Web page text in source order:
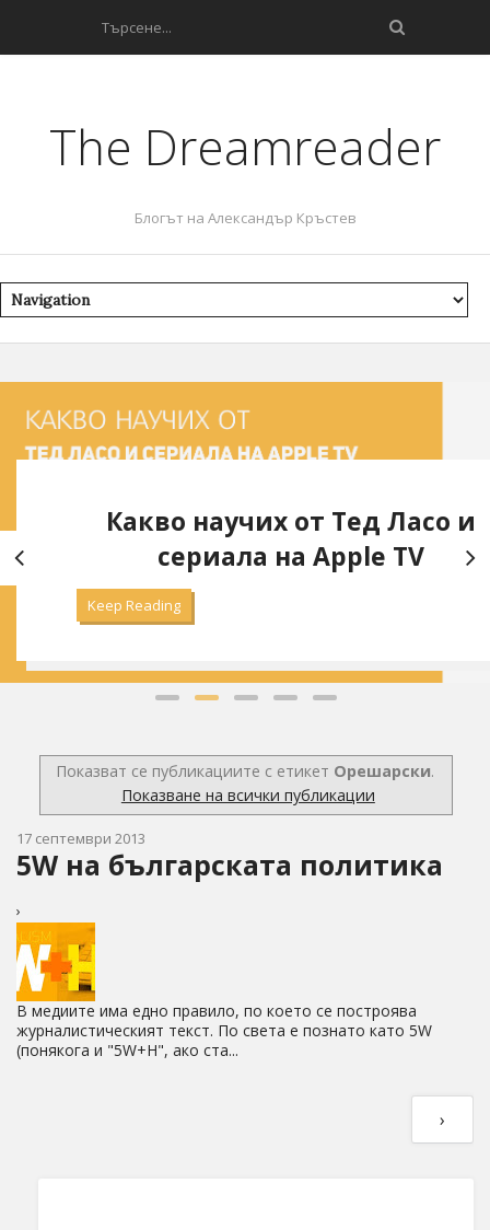
The Dreamreader
Блогът на Александър Кръстев
Какво научих от Тед Ласо и
сериала на Apple TV
Keep Reading
Показват се публикациите с етикет Орешарски.
Показване на всички публикации
17 септември 2013
5W на българската политика
›
В медиите има едно правило, по което се построява
журналистическият текст. По света е познато като 5W
(понякога и "5W+H", ако ста...
›